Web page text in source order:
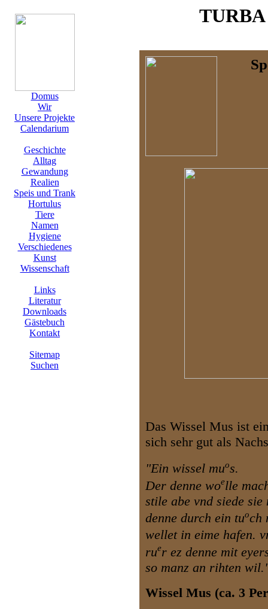
Domus
Wir
Unsere Projekte
Calendarium
Geschichte
Alltag
Gewandung
Realien
Speis und Trank
Hortulus
Tiere
Namen
Hygiene
Verschiedenes
Kunst
Wissenschaft
Links
Literatur
Downloads
Gästebuch
Kontakt
Sitemap
Suchen
Das Wissel Mus ist
sich sehr gut als
"Ein wissel muos.
Der denne woelle
stile abe vnd siede
denne durch ein tuoch
wellet in eime hafen.
ruer ez denne mit
so manz an rihten
Wissel Mus (ca. 3